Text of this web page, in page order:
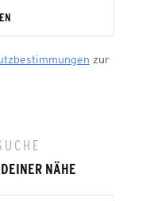
zur
NÄHE